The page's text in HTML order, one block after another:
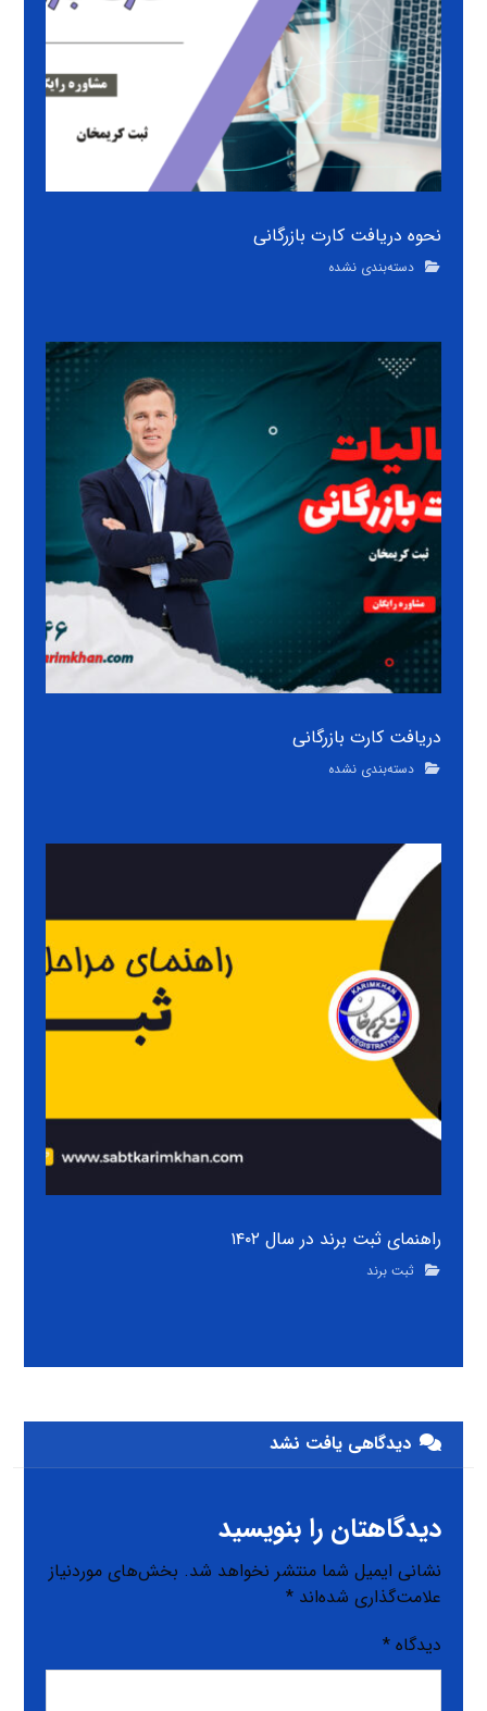
نحوه دریافت کارت بازرگانی
دسته‌بندی نشده
دریافت کارت بازرگانی
دسته‌بندی نشده
راهنمای ثبت برند در سال ۱۴۰۲
ثبت برند
دیدگاهی یافت نشد
دیدگاهتان را بنویسید
نشانی ایمیل شما منتشر نخواهد شد. بخش‌های موردنیاز
علامت‌گذاری شده‌اند*
دیدگاه*